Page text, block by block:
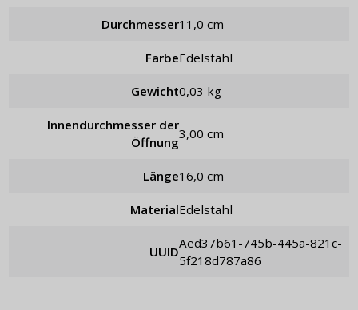
Durchmesser 11,0 cm
Farbe Edelstahl
Gewicht 0,03 kg
Innendurchmesser der
Öffnung
3,00 cm
Länge 16,0 cm
Material Edelstahl
UUID
aed37b61-745b-445a-821c-
5f218d787a86